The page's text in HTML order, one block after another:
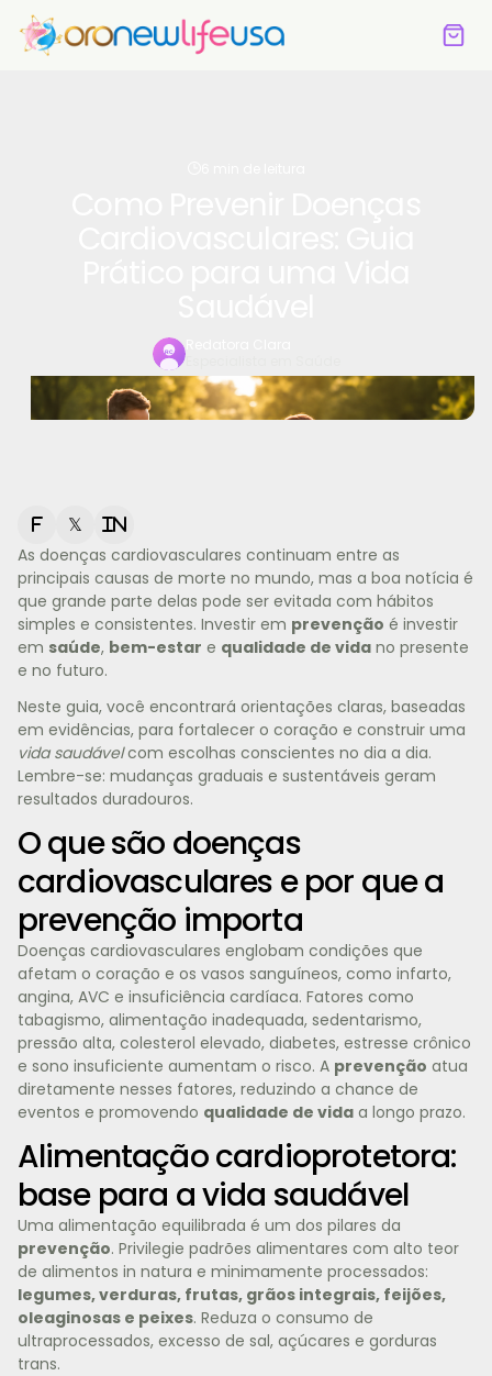
Especialista em Saúde
f 𝕏 in
As doenças cardiovasculares continuam entre as
principais causas de morte no mundo, mas a boa notícia é
que grande parte delas pode ser evitada com hábitos
simples e consistentes. Investir em prevenção é investir
em saúde, bem-estar e qualidade de vida no presente
e no futuro.
Neste guia, você encontrará orientações claras, baseadas
em evidências, para fortalecer o coração e construir uma
vida saudávelcom escolhas conscientes no dia a dia.
Lembre-se: mudanças graduais e sustentáveis geram
resultados duradouros.
O que são doenças
cardiovasculares e por que a
prevenção importa
Doenças cardiovasculares englobam condições que
afetam o coração e os vasos sanguíneos, como infarto,
angina, AVC e insuficiência cardíaca. Fatores como
tabagismo, alimentação inadequada, sedentarismo,
pressão alta, colesterol elevado, diabetes, estresse crônico
e sono insuficiente aumentam o risco. A prevenção atua
diretamente nesses fatores, reduzindo a chance de
eventos e promovendo qualidade de vida a longo prazo.
Alimentação cardioprotetora:
base para a vida saudável
Uma alimentação equilibrada é um dos pilares da
prevenção. Privilegie padrões alimentares com alto teor
de alimentos in natura e minimamente processados:
legumes, verduras, frutas, grãos integrais, feijões,
oleaginosas e peixes. Reduza o consumo de
ultraprocessados, excesso de sal, açúcares e gorduras
trans.